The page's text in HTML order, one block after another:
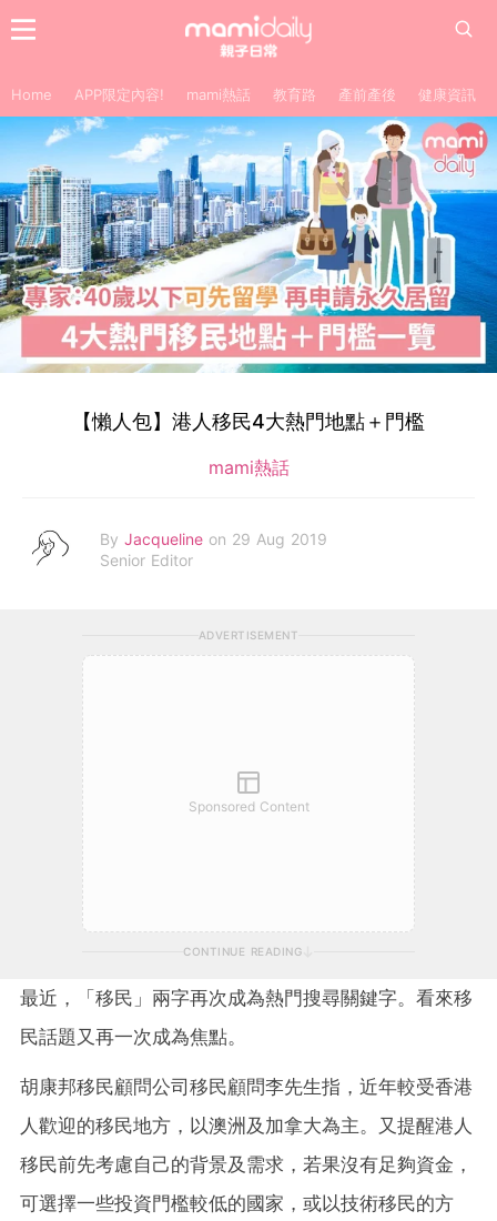
Home APP限定內容! mami熱話 教育路 產前產後 健康資訊
【懶人包】港人移民4大熱門地點＋門檻
mami熱話
By Jacqueline on 29 Aug 2019
Senior Editor
ADVERTISEMENT
Sponsored Content
CONTINUE READING
最近，「移民」兩字再次成為熱門搜尋關鍵字。看來移
民話題又再一次成為焦點。
胡康邦移民顧問公司移民顧問李先生指，近年較受香港
人歡迎的移民地方，以澳洲及加拿大為主。又提醒港人
移民前先考慮自己的背景及需求，若果沒有足夠資金，
可選擇一些投資門檻較低的國家，或以技術移民的方